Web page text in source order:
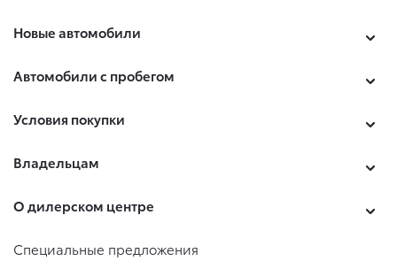
Новые автомобили
Автомобили с пробегом
Условия покупки
Владельцам
О дилерском центре
Специальные предложения